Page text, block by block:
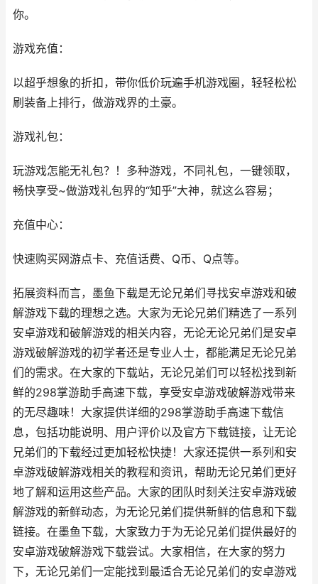
你。
游戏充值：
以超乎想象的折扣，带你低价玩遍手机游戏圈，轻轻松松
刷装备上排行，做游戏界的土豪。
游戏礼包：
玩游戏怎能无礼包？！多种游戏，不同礼包，一键领取，
畅快享受~做游戏礼包界的“知乎”大神，就这么容易；
充值中心：
快速购买网游点卡、充值话费、Q币、Q点等。
拓展资料而言，墨鱼下载是无论兄弟们寻找安卓游戏和破
解游戏下载的理想之选。大家为无论兄弟们精选了一系列
安卓游戏和破解游戏的相关内容，无论无论兄弟们是安卓
游戏破解游戏的初学者还是专业人士，都能满足无论兄弟
们的需求。在大家的下载站，无论兄弟们可以轻松找到新
鲜的298掌游助手高速下载，享受安卓游戏破解游戏带来
的无尽趣味！大家提供详细的298掌游助手高速下载信
息，包括功能说明、用户评价以及官方下载链接，让无论
兄弟们的下载经过更加轻松快捷！大家还提供一系列和安
卓游戏破解游戏相关的教程和资讯，帮助无论兄弟们更好
地了解和运用这些产品。大家的团队时刻关注安卓游戏破
解游戏的新鲜动态，为无论兄弟们提供新鲜的信息和下载
链接。在墨鱼下载，大家致力于为无论兄弟们提供最好的
安卓游戏破解游戏下载尝试。大家相信，在大家的努力
下，无论兄弟们一定能找到最适合无论兄弟们的安卓游戏